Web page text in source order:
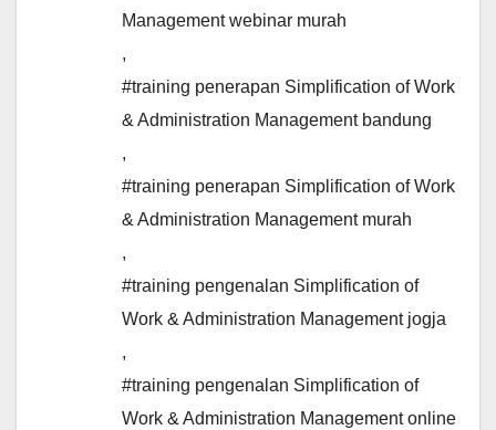
Management webinar murah
,
#training penerapan Simplification of Work
& Administration Management bandung
,
#training penerapan Simplification of Work
& Administration Management murah
,
#training pengenalan Simplification of
Work & Administration Management jogja
,
#training pengenalan Simplification of
Work & Administration Management online